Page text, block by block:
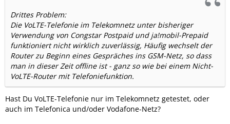
Drittes Problem:
Die VoLTE-Telefonie im Telekomnetz unter bisheriger
Verwendung von Congstar Postpaid und ja!mobil-Prepaid
funktioniert nicht wirklich zuverlässig, Häufig wechselt der
Router zu Beginn eines Gespräches ins GSM-Netz, so dass
man in dieser Zeit offline ist - ganz so wie bei einem Nicht-
VoLTE-Router mit Telefoniefunktion.
Hast Du VoLTE-Telefonie nur im Telekomnetz getestet, oder
auch im Telefonica und/oder Vodafone-Netz?